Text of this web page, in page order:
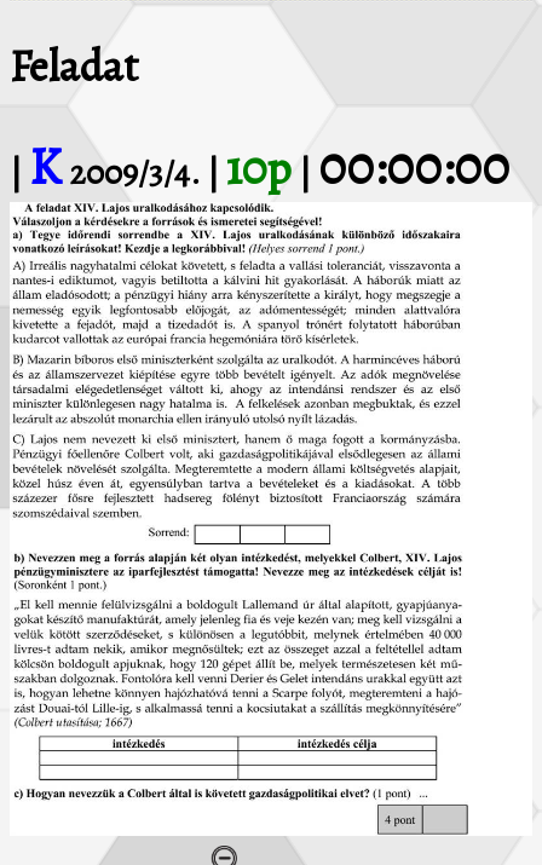
Feladat
| K2009/3/4. | 10p | 00:00:00